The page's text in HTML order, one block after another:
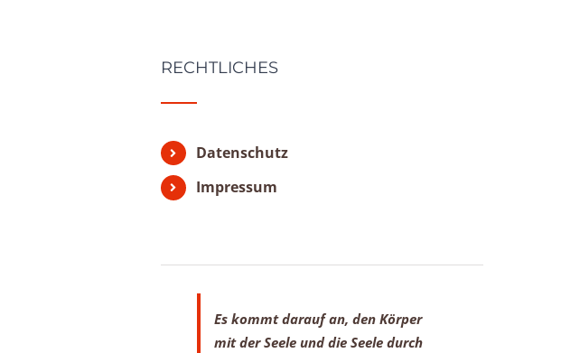
RECHTLICHES
Datenschutz
Impressum
Es kommt darauf an, den Körper
mit der Seele und die Seele durch